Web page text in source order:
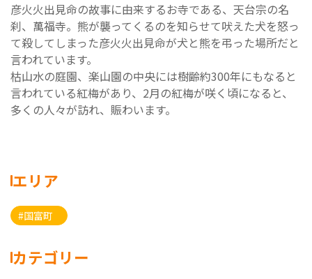
彦火火出見命の故事に由来するお寺である、天台宗の名
刹、萬福寺。熊が襲ってくるのを知らせて吠えた犬を怒っ
て殺してしまった彦火火出見命が犬と熊を弔った場所だと
言われています。
枯山水の庭園、楽山園の中央には樹齢約300年にもなると
言われている紅梅があり、2月の紅梅が咲く頃になると、
多くの人々が訪れ、賑わいます。
エリア
#国富町
カテゴリー